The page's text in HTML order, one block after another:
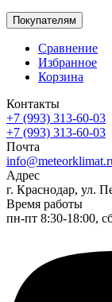
Покупателям
Сравнение
Избранное
Корзина
Контакты
+7 (993) 313-60-03
+7 (993) 313-60-03
Почта
Адрес
г. Краснодар, ул.
Время работы
пн-пт 8:30-18:00,